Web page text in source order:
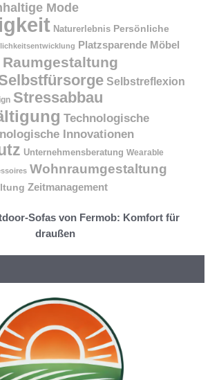
Mode
Naturerlebnis Persönliche
Platzsparende Möbel
Raumgestaltung
Selbstreflexion
Stressabbau
Technologische
Innovationen
Unternehmensberatung Wearable
Wohnraumgestaltung
Zeitmanagement
Sofas von Fermob: Komfort für
draußen